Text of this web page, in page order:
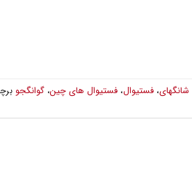
شانگهای، فستیوال، فستیوال های چین، گوانگجو